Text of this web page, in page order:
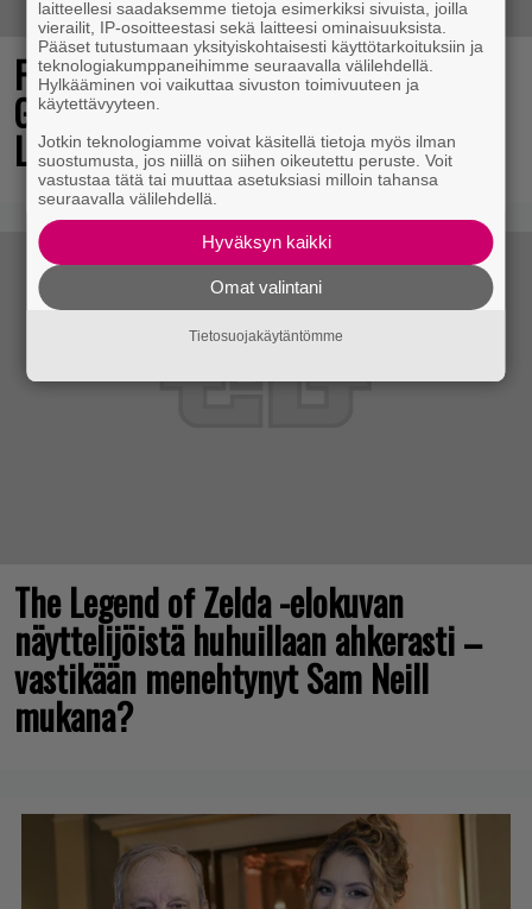
Final Fantasy VII Revelation näytillä
Gamescom-messujen Opening Night
Live -tapahtumassa
The Legend of Zelda -elokuvan
näyttelijöistä huhuillaan ahkerasti –
vastikään menehtynyt Sam Neill
mukana?
laitteellesi saadaksemme tietoja esimerkiksi sivuista, joilla
vierailit, IP-osoitteestasi sekä laitteesi ominaisuuksista.
Pääset tutustumaan yksityiskohtaisesti käyttötarkoituksiin ja
teknologiakumppaneihimme seuraavalla välilehdellä.
Hylkääminen voi vaikuttaa sivuston toimivuuteen ja
käytettävyyteen.
Jotkin teknologiamme voivat käsitellä tietoja myös ilman
suostumusta, jos niillä on siihen oikeutettu peruste. Voit
vastustaa tätä tai muuttaa asetuksiasi milloin tahansa
seuraavalla välilehdellä.
Hyväksyn kaikki
Omat valintani
Tietosuojakäytäntömme